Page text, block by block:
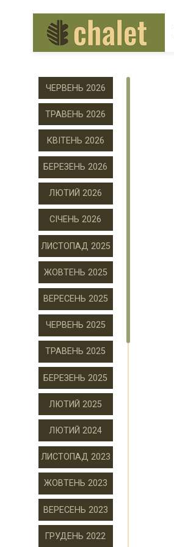
ЧЕРВЕНЬ 2026
ТРАВЕНЬ 2026
КВІТЕНЬ 2026
БЕРЕЗЕНЬ 2026
ЛЮТИЙ 2026
СІЧЕНЬ 2026
ЛИСТОПАД 2025
ЖОВТЕНЬ 2025
ВЕРЕСЕНЬ 2025
ЧЕРВЕНЬ 2025
ТРАВЕНЬ 2025
БЕРЕЗЕНЬ 2025
ЛЮТИЙ 2025
ЛЮТИЙ 2024
ЛИСТОПАД 2023
ЖОВТЕНЬ 2023
ВЕРЕСЕНЬ 2023
ГРУДЕНЬ 2022